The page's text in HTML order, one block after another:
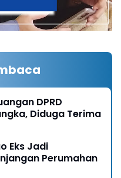
DPRD
Diduga Terima
Eks Jadi
Perumahan